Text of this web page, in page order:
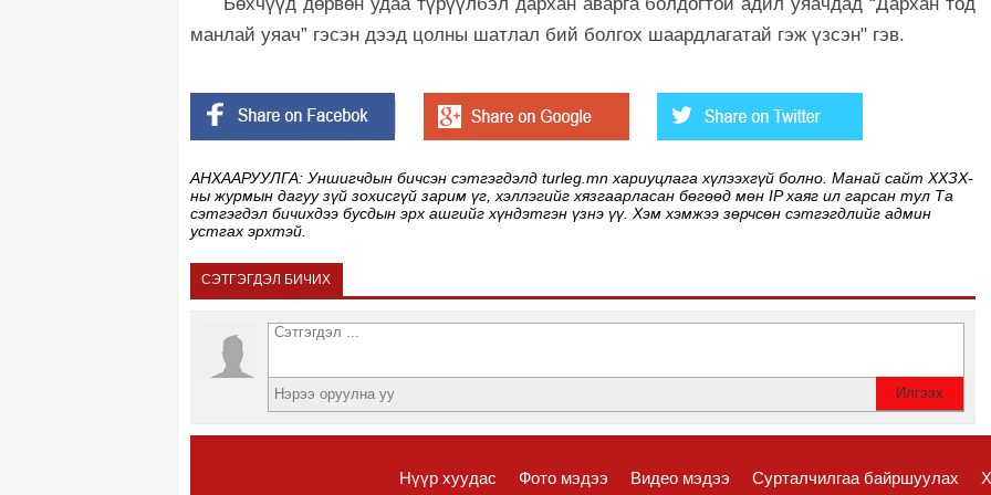
манлай уяач” гэсэн дээд цолны шатлал бий болгох шаардлагатай гэж үзсэн" гэв.
АНХААРУУЛГА: Уншигчдын бичсэн сэтгэгдэлд turleg.mn хариуцлага хүлээхгүй болно. Манай сайт ХХЗХ-
ны журмын дагуу зүй зохисгүй зарим үг, хэллэгийг хязгаарласан бөгөөд мөн IP хаяг ил гарсан тул Та
сэтгэгдэл бичихдээ бусдын эрх ашгийг хүндэтгэн үзнэ үү. Хэм хэмжээ зөрчсөн сэтгэгдлийг админ
устгах эрхтэй.
СЭТГЭГДЭЛ БИЧИХ
Нүүр хуудас Фото мэдээ Видео мэдээ Сурталчилгаа байршуулах